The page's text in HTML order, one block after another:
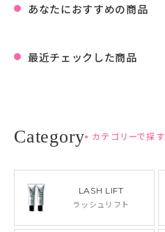
あなたにおすすめの商品
最近チェックした商品
カテゴリーで探す
LASH LIFT
ラッシュリフト